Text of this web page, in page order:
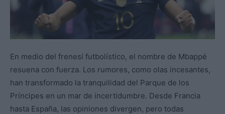
En medio del frenesí futbolístico, el nombre de Mbappé
resuena con fuerza. Los rumores, como olas incesantes,
han transformado la tranquilidad del Parque de los
Príncipes en un mar de incertidumbre. Desde Francia
hasta España, las opiniones divergen, pero todas